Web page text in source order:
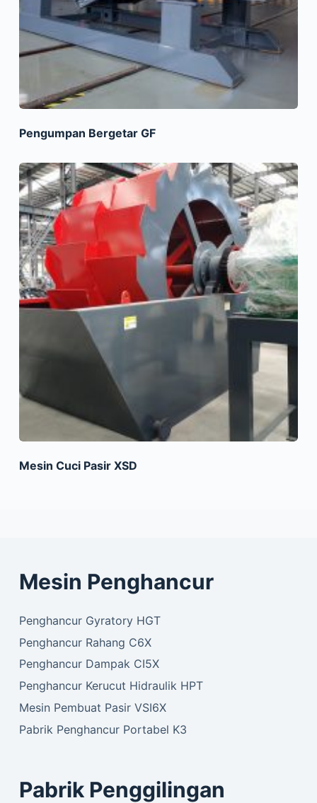
Pengumpan Bergetar GF
Mesin Cuci Pasir XSD
Mesin Penghancur
Penghancur Gyratory HGT
Penghancur Rahang C6X
Penghancur Dampak CI5X
Penghancur Kerucut Hidraulik HPT
Mesin Pembuat Pasir VSI6X
Pabrik Penghancur Portabel K3
Pabrik Penggilingan